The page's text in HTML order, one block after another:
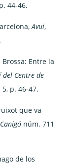
44-46.
Avui,
Brossa: Entre la
Centre de
p. 46-47.
que va
Canigó núm. 711
de los